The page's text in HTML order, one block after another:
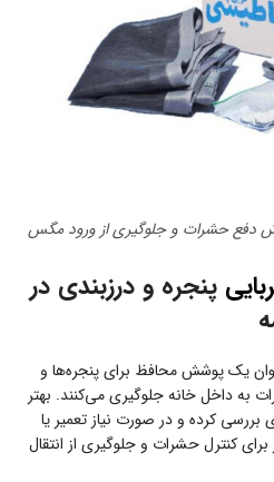
دفع حشرات و جلوگیری از ورود مگس
پنجره و درزبندی در
یک پوشش محافظ برای پنجره‌ها و
به داخل خانه جلوگیری می‌کنند. بهتر
بررسی کرده و در صورت نیاز تعمیر یا
کنترل حشرات و جلوگیری از انتقال